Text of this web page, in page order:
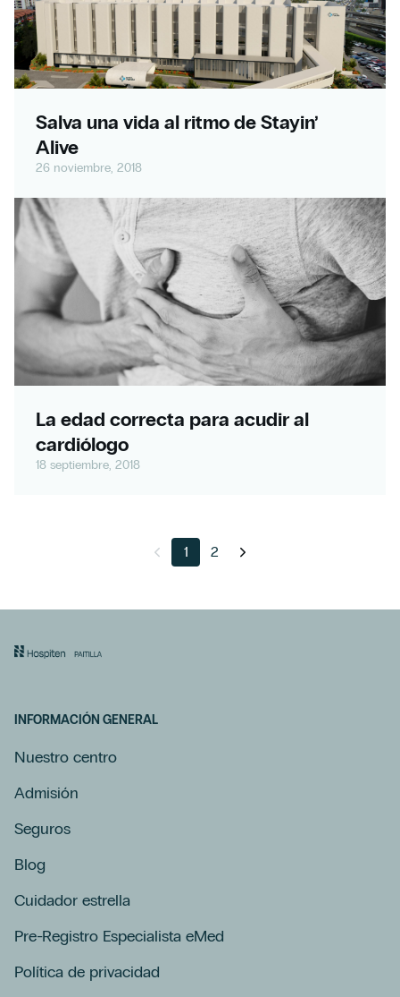
Salva una vida al ritmo de Stayin’
Alive
26 noviembre, 2018
La edad correcta para acudir al
cardiólogo
18 septiembre, 2018
1 2
INFORMACIÓN GENERAL
Nuestro centro
Admisión
Seguros
Blog
Cuidador estrella
Pre-Registro Especialista eMed
Política de privacidad